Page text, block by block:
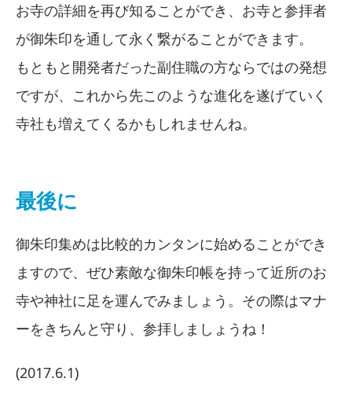
お寺の詳細を再び知ることができ、お寺と参拝者
が御朱印を通して永く繋がることができます。
もともと開発者だった副住職の方ならではの発想
ですが、これから先このような進化を遂げていく
寺社も増えてくるかもしれませんね。
最後に
御朱印集めは比較的カンタンに始めることができ
ますので、ぜひ素敵な御朱印帳を持って近所のお
寺や神社に足を運んでみましょう。その際はマナ
ーをきちんと守り、参拝しましょうね！
(2017.6.1)